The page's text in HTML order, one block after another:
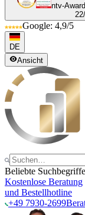
ntv-
Google: 4,9/5
DE
Ansicht
Beliebte
Kostenlose Beratung
und Bestellhotline
+49 7930-2699